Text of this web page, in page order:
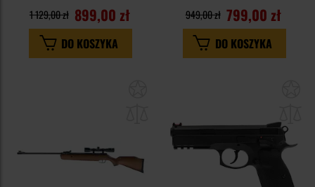
899,00 zł
1 129,00 zł
DO KOSZYKA
799,00 zł
949,00 zł
DO KOSZYKA
schowka